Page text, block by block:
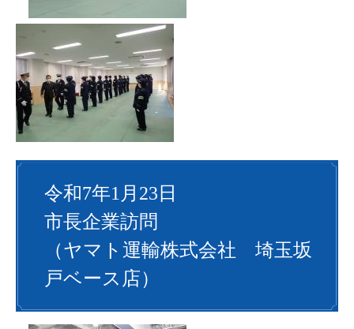
令和7年1月23日
市長企業訪問
（ヤマト運輸株式会社 埼玉坂
戸ベース店）